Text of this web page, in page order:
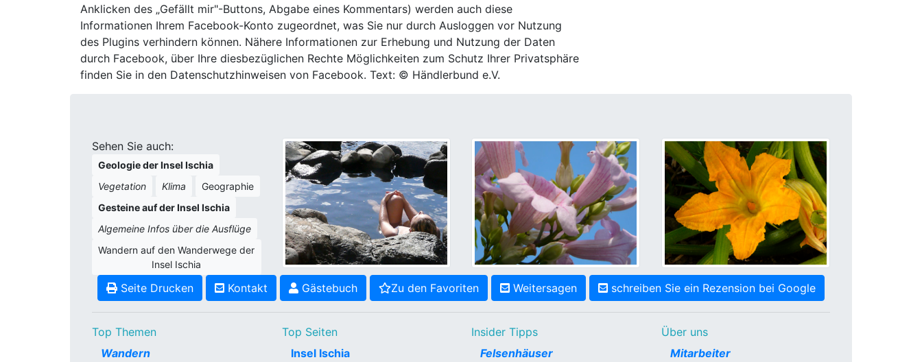
Anklicken des „Gefällt mir"-Buttons, Abgabe eines Kommentars) werden auch diese
Informationen Ihrem Facebook-Konto zugeordnet, was Sie nur durch Ausloggen vor Nutzung
des Plugins verhindern können. Nähere Informationen zur Erhebung und Nutzung der Daten
durch Facebook, über Ihre diesbezüglichen Rechte Möglichkeiten zum Schutz Ihrer Privatsphäre
finden Sie in den Datenschutzhinweisen von Facebook. Text: © Händlerbund e.V.
Sehen Sie auch:
Geologie der Insel Ischia
Vegetation
Klima
Geographie
Gesteine auf der Insel Ischia
Algemeine Infos über die Ausflüge
Wandern auf den Wanderwege der
Insel Ischia
Seite Drucken Kontakt Gästebuch Zu den Favoriten Weitersagen schreiben Sie ein Rezension bei Google
Top Themen
Wandern
Top Seiten
Insel Ischia
Insider Tipps
Felsenhäuser
Über uns
Mitarbeiter